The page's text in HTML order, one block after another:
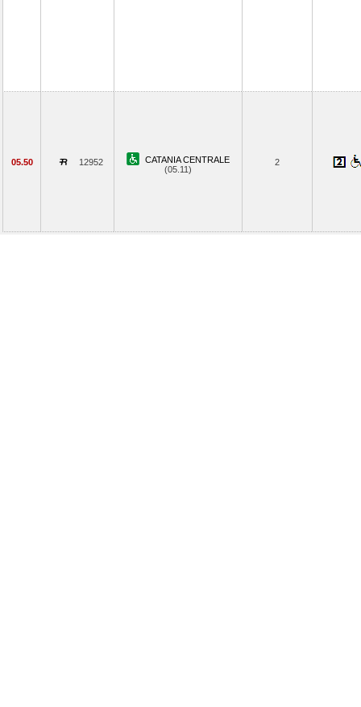
05.50 12952
CATANIA CENTRALE
(05.11)
2